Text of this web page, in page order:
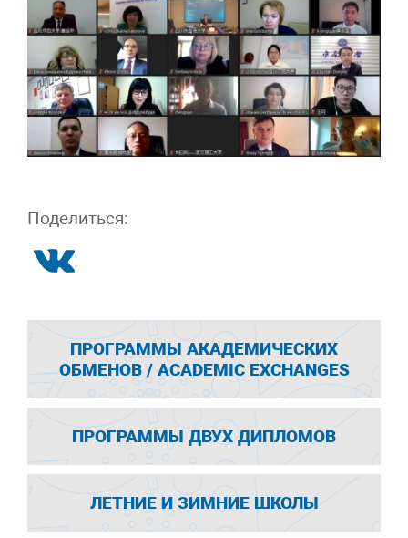
Поделиться:
ПРОГРАММЫ АКАДЕМИЧЕСКИХ
ОБМЕНОВ / ACADEMIC EXCHANGES
ПРОГРАММЫ ДВУХ ДИПЛОМОВ
ЛЕТНИЕ И ЗИМНИЕ ШКОЛЫ